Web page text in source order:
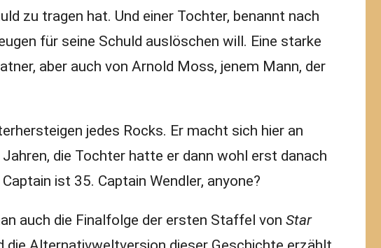
zu tragen hat. Und einer Tochter, benannt nach
für seine Schuld auslöschen will. Eine starke
aber auch von Arnold Moss, jenem Mann, der
jedes Rocks. Er macht sich hier an
die Tochter hatte er dann wohl erst danach
ist 35. Captain Wendler, anyone?
auch die Finalfolge der ersten Staffel von Star